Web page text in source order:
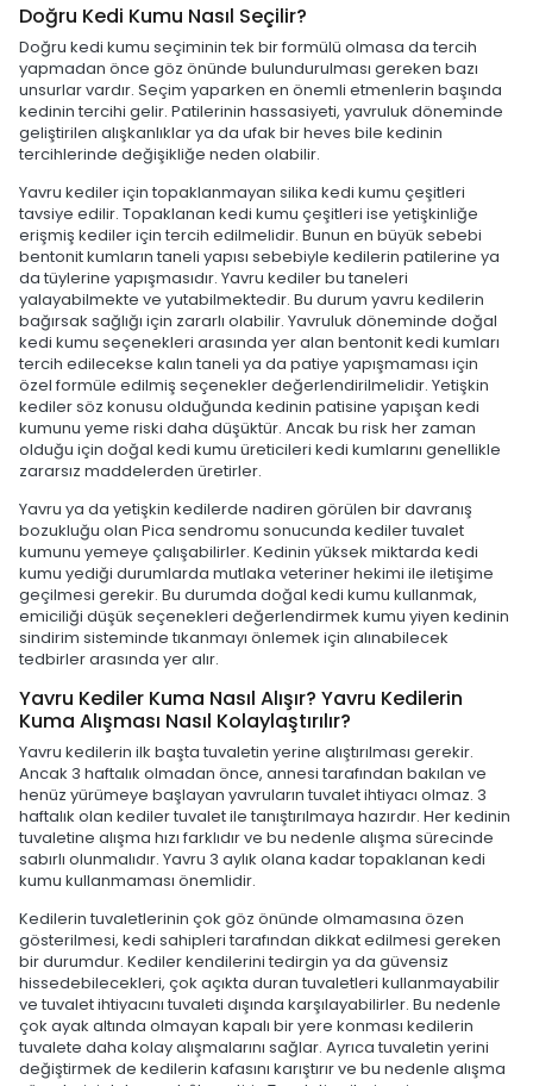
Doğru Kedi Kumu Nasıl Seçilir?
Doğru kedi kumu seçiminin tek bir formülü olmasa da tercih
yapmadan önce göz önünde bulundurulması gereken bazı
unsurlar vardır. Seçim yaparken en önemli etmenlerin başında
kedinin tercihi gelir. Patilerinin hassasiyeti, yavruluk döneminde
geliştirilen alışkanlıklar ya da ufak bir heves bile kedinin
tercihlerinde değişikliğe neden olabilir.
Yavru kediler için topaklanmayan silika kedi kumu çeşitleri
tavsiye edilir. Topaklanan kedi kumu çeşitleri ise yetişkinliğe
erişmiş kediler için tercih edilmelidir. Bunun en büyük sebebi
bentonit kumların taneli yapısı sebebiyle kedilerin patilerine ya
da tüylerine yapışmasıdır. Yavru kediler bu taneleri
yalayabilmekte ve yutabilmektedir. Bu durum yavru kedilerin
bağırsak sağlığı için zararlı olabilir. Yavruluk döneminde doğal
kedi kumu seçenekleri arasında yer alan bentonit kedi kumları
tercih edilecekse kalın taneli ya da patiye yapışmaması için
özel formüle edilmiş seçenekler değerlendirilmelidir. Yetişkin
kediler söz konusu olduğunda kedinin patisine yapışan kedi
kumunu yeme riski daha düşüktür. Ancak bu risk her zaman
olduğu için doğal kedi kumu üreticileri kedi kumlarını genellikle
zararsız maddelerden üretirler.
Yavru ya da yetişkin kedilerde nadiren görülen bir davranış
bozukluğu olan Pica sendromu sonucunda kediler tuvalet
kumunu yemeye çalışabilirler. Kedinin yüksek miktarda kedi
kumu yediği durumlarda mutlaka veteriner hekimi ile iletişime
geçilmesi gerekir. Bu durumda doğal kedi kumu kullanmak,
emiciliği düşük seçenekleri değerlendirmek kumu yiyen kedinin
sindirim sisteminde tıkanmayı önlemek için alınabilecek
tedbirler arasında yer alır.
Yavru Kediler Kuma Nasıl Alışır? Yavru Kedilerin
Kuma Alışması Nasıl Kolaylaştırılır?
Yavru kedilerin ilk başta tuvaletin yerine alıştırılması gerekir.
Ancak 3 haftalık olmadan önce, annesi tarafından bakılan ve
henüz yürümeye başlayan yavruların tuvalet ihtiyacı olmaz. 3
haftalık olan kediler tuvalet ile tanıştırılmaya hazırdır. Her kedinin
tuvaletine alışma hızı farklıdır ve bu nedenle alışma sürecinde
sabırlı olunmalıdır. Yavru 3 aylık olana kadar topaklanan kedi
kumu kullanmaması önemlidir.
Kedilerin tuvaletlerinin çok göz önünde olmamasına özen
gösterilmesi, kedi sahipleri tarafından dikkat edilmesi gereken
bir durumdur. Kediler kendilerini tedirgin ya da güvensiz
hissedebilecekleri, çok açıkta duran tuvaletleri kullanmayabilir
ve tuvalet ihtiyacını tuvaleti dışında karşılayabilirler. Bu nedenle
çok ayak altında olmayan kapalı bir yere konması kedilerin
tuvalete daha kolay alışmalarını sağlar. Ayrıca tuvaletin yerini
değiştirmek de kedilerin kafasını karıştırır ve bu nedenle alışma